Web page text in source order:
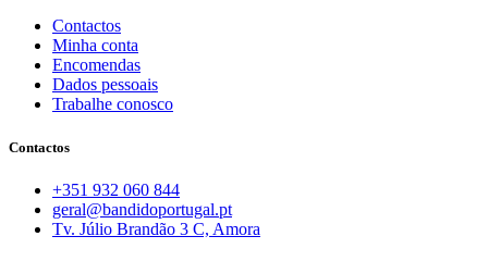
Contactos
Minha conta
Encomendas
Dados pessoais
Trabalhe conosco
Contactos
+351 932 060 844
geral@bandidoportugal.pt
Tv. Júlio Brandão 3 C, Amora